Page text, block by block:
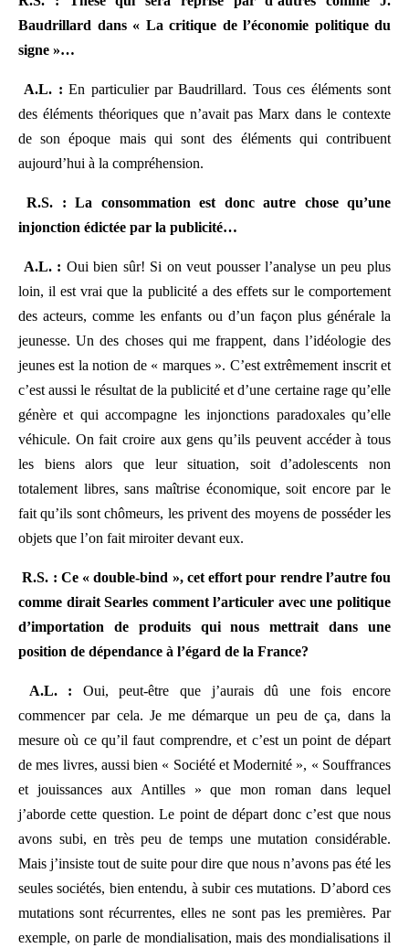
Baudrillard dans « La critique de l’économie politique du
signe »…
A.L. :En particulier par Baudrillard. Tous ces éléments sont
des éléments théoriques que n’avait pas Marx dans le contexte
de son époque mais qui sont des éléments qui contribuent
aujourd’hui à la compréhension.
R.S. : La consommation est donc autre chose qu’une
injonction édictée par la publicité…
A.L. : Oui bien sûr! Si on veut pousser l’analyse un peu plus
loin, il est vrai que la publicité a des effets sur le comportement
des acteurs, comme les enfants ou d’un façon plus générale la
jeunesse. Un des choses qui me frappent, dans l’idéologie des
jeunes est la notion de « marques ». C’est extrêmement inscrit et
c’est aussi le résultat de la publicité et d’une certaine rage qu’elle
génère et qui accompagne les injonctions paradoxales qu’elle
véhicule. On fait croire aux gens qu’ils peuvent accéder à tous
les biens alors que leur situation, soit d’adolescents non
totalement libres, sans maîtrise économique, soit encore par le
fait qu’ils sont chômeurs, les privent des moyens de posséder les
objets que l’on fait miroiter devant eux.
R.S. : Ce « double-bind », cet effort pour rendre l’autre fou
comme dirait Searles comment l’articuler avec une politique
d’importation de produits qui nous mettrait dans une
position de dépendance à l’égard de la France?
A.L. : Oui, peut-être que j’aurais dû une fois encore
commencer par cela. Je me démarque un peu de ça, dans la
mesure où ce qu’il faut comprendre, et c’est un point de départ
de mes livres, aussi bien « Société et Modernité », « Souffrances
et jouissances aux Antilles » que mon roman dans lequel
j’aborde cette question. Le point de départ donc c’est que nous
avons subi, en très peu de temps une mutation considérable.
Mais j’insiste tout de suite pour dire que nous n’avons pas été les
seules sociétés, bien entendu, à subir ces mutations. D’abord ces
mutations sont récurrentes, elles ne sont pas les premières. Par
exemple, on parle de mondialisation, mais des mondialisations il